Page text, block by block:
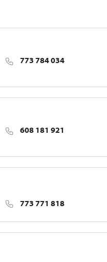
773 784 034
608 181 921
773 771 818